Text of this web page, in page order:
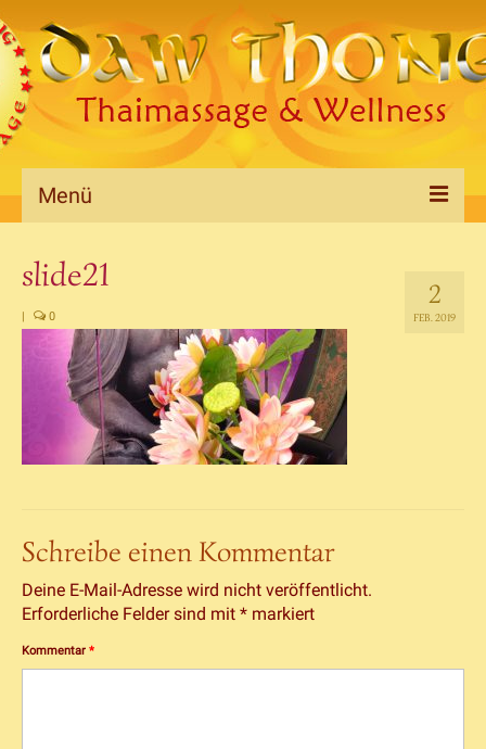
Menü
Willkommen
Galerie
Datenschutzerklärung
Impressum
2
FEB. 2019
slide21
| 0
Schreibe einen Kommentar
Deine E-Mail-Adresse wird nicht veröffentlicht.
Erforderliche Felder sind mit * markiert
Kommentar *